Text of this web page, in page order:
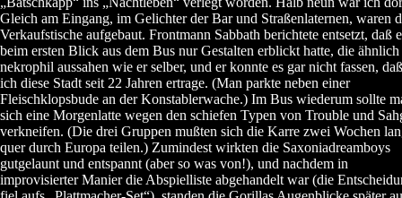
Gleich am Eingang, im Gelichter der Bar und Straßenlaternen, waren
Verkaufstische aufgebaut. Frontmann Sabbath berichtete entsetzt, daß
beim ersten Blick aus dem Bus nur Gestalten erblickt hatte, die ähnlich
nekrophil aussahen wie er selber, und er konnte es gar nicht fassen, daß
ich diese Stadt seit 22 Jahren ertrage. (Man parkte neben einer
Fleischklopsbude an der Konstablerwache.) Im Bus wiederum sollte
sich eine Morgenlatte wegen den schiefen Typen von Trouble und
verkneifen. (Die drei Gruppen mußten sich die Karre zwei Wochen
quer durch Europa teilen.) Zumindest wirkten die Saxoniadreamboys
gutgelaunt und entspannt (aber so was von!), und nachdem in
improvisierter Manier die Abspielliste abgehandelt war (die